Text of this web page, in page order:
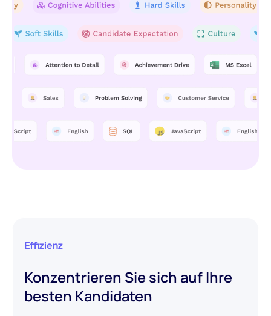
Effizienz
Konzentrieren Sie sich auf Ihre
besten Kandidaten